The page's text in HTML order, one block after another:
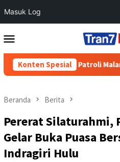
Masuk Log
ke
Mobile
Konten Spesial
Patroli Malam di Wilayah
Beranda Berita
Pererat Silaturahmi,
Gelar Buka Puasa
Indragiri Hulu